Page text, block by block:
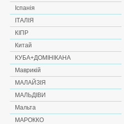
Іспанія
ІТАЛІЯ
КІПР
Китай
КУБА+ДОМІНІКАНА
Маврикій
МАЛАЙЗІЯ
МАЛЬДІВИ
Мальта
МАРОККО